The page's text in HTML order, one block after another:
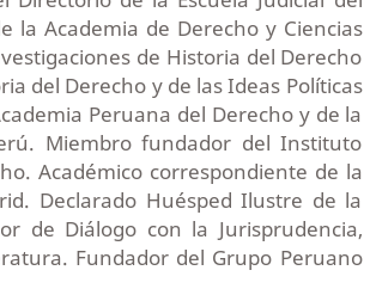
la Academia de Derecho y Ciencias
de Historia del Derecho
del Derecho y de las Ideas Políticas
Peruana del Derecho y de la
Miembro fundador del Instituto
Académico correspondiente de la
Declarado Huésped Ilustre de la
de Diálogo con la Jurisprudencia,
Fundador del Grupo Peruano